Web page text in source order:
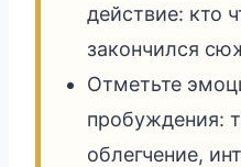
действие: кто
закончился
Отметьте
пробуждения:
облегчение,